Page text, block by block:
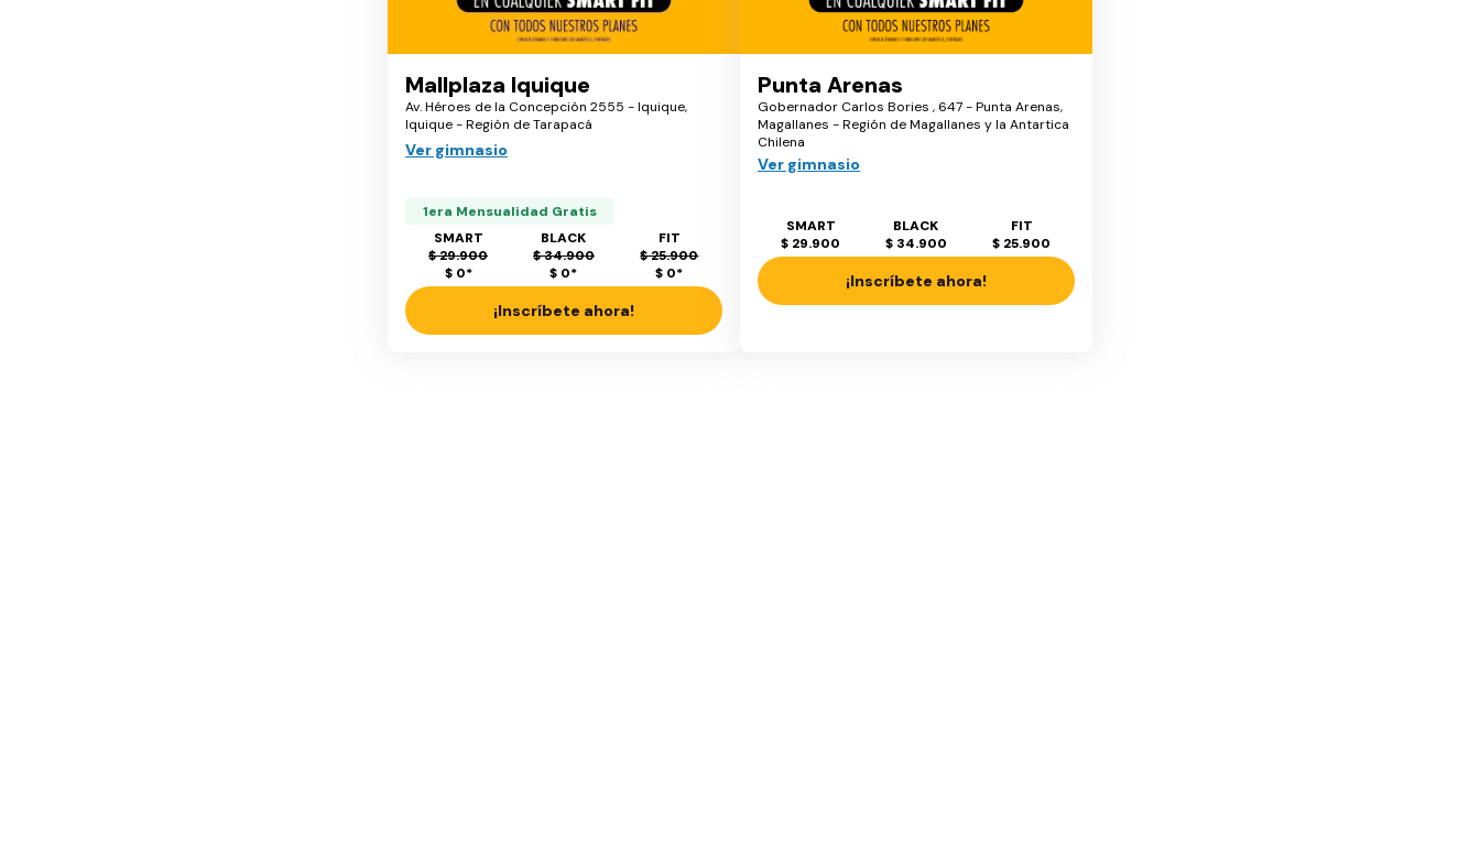
Mallplaza Iquique
Av. Héroes de la Concepción 2555 - Iquique,
Iquique - Región de Tarapacá
Ver gimnasio
1era Mensualidad Gratis
SMART
$ 29.900
$ 0*
BLACK
$ 34.900
$ 0*
FIT
$ 25.900
$ 0*
¡Inscríbete ahora!
Punta Arenas
Gobernador Carlos Bories , 647 - Punta Arenas,
Magallanes - Región de Magallanes y la Antartica
Chilena
Ver gimnasio
SMART
$ 29.900
BLACK
$ 34.900
FIT
$ 25.900
¡Inscríbete ahora!